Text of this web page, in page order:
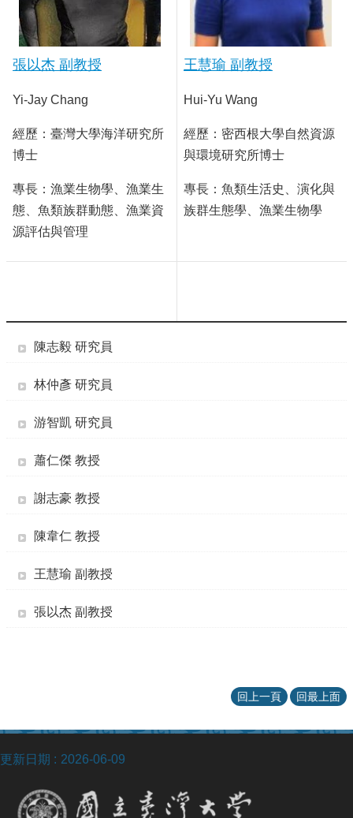
張以杰 副教授
Yi-Jay Chang
經歷：臺灣大學海洋研究所
博士
專長：漁業生物學、漁業生
態、魚類族群動態、漁業資
源評估與管理
王慧瑜 副教授
Hui-Yu Wang
經歷：密西根大學自然資源
與環境研究所博士
專長：魚類生活史、演化與
族群生態學、漁業生物學
陳志毅 研究員
林仲彥 研究員
游智凱 研究員
蕭仁傑 教授
謝志豪 教授
陳韋仁 教授
王慧瑜 副教授
張以杰 副教授
回上一頁 回最上面
更新日期 2026-06-09